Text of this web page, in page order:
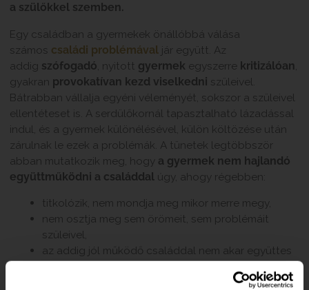
a szülőkkel szemben.
Egy családban a gyermekek önállóbbá válása
számos családi problémával jár együtt. Az
addig szófogadó , nyitott gyermek egyszerre kritizálóan
gyakran provokatívan kezd viselkedni szüleivel.
Bátrabban vállalja egyéni véleményét, sokszor a szüleivel
ellentéteset is. A serdülőkornál tapasztalható lázadással
indul, és a gyermek különélésével, külön költözése után
zárulnak le ezek a problémák. A tünetek legtöbbször
abban mutatkozik meg, hogy a gyermek nem hajlandó
együttműködni a családdal úgy, ahogy régebben:
titkolózik, nem mondja meg mikor merre megy,
nem osztja meg sem örömeit, sem problémáit
szüleivel,
az addig jól működő családdal nem akar együttes
szinte mindig megkérdőjelezi azt, amit a szülei